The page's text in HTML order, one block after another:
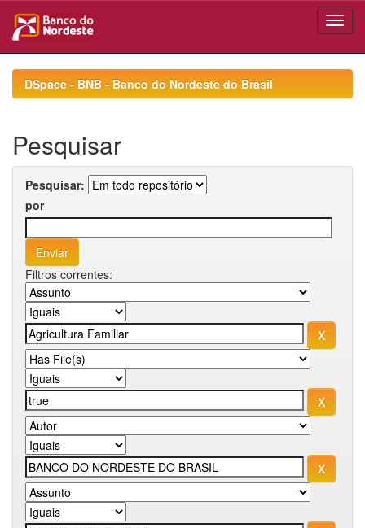
navigationDSpace - BNB - Banco do Nordeste do Brasil
Pesquisar
Pesquisar:
por
Filtros correntes: